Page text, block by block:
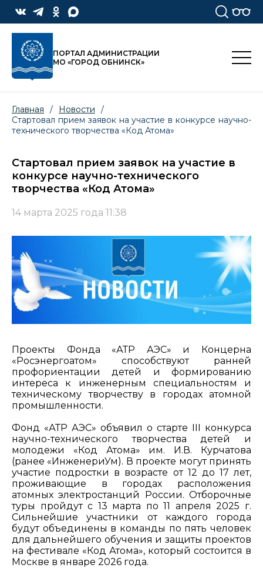
ПОРТАЛ АДМИНИСТРАЦИИ
МО «ГОРОД ОБНИНСК»
Главная / Новости
/
Стартовал прием заявок на участие в конкурсе научно-
технического творчества «Код Атома»
Стартовал прием заявок на участие в
конкурсе научно-технического
творчества «Код Атома»
14 марта 2025 года 11:38
Проекты Фонда «АТР АЭС» и Концерна
«Росэнергоатом» способствуют ранней
профориентации детей и формированию
интереса к инженерным специальностям и
техническому творчеству в городах атомной
промышленности.
Фонд «АТР АЭС» объявил о старте III конкурса
научно-технического творчества детей и
молодежи «Код Атома» им. И.В. Курчатова
(ранее «ИнженериУм). В проекте могут принять
участие подростки в возрасте от 12 до 17 лет,
проживающие в городах расположения
атомных электростанций России. Отборочные
туры пройдут с 13 марта по 11 апреля 2025 г.
Сильнейшие участники от каждого города
будут объединены в команды по пять человек
для дальнейшего обучения и защиты проектов
на фестивале «Код Атома», который состоится в
Москве в январе 2026 года.